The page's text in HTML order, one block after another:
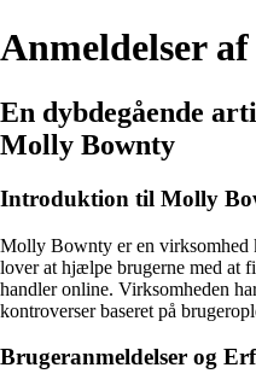
Anmeldelser
En dybdegående
Molly Bownty
Introduktion til Molly
Molly Bownty er en virksomhed
lover at hjælpe brugerne med at
handler online. Virksomheden
kontroverser baseret på
Brugeranmeldelser og